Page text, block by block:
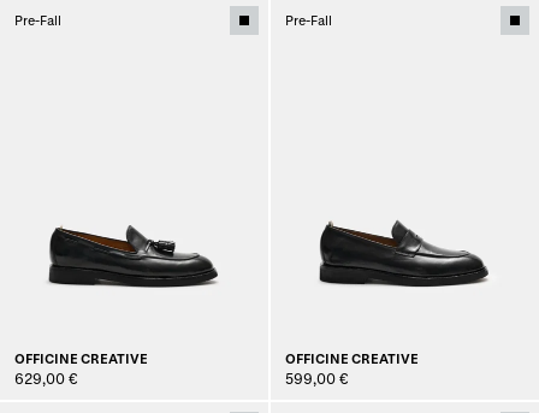
Pre-Fall
OFFICINE CREATIVE
629,00 €
Pre-Fall
OFFICINE CREATIVE
599,00 €